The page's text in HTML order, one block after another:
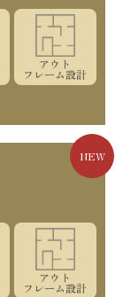
アウト
フレーム設計
NEW
アウト
フレーム設計